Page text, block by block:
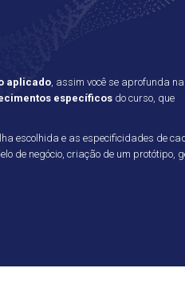
aplicado , assim você se aprofunda
específicos do curso, que
escolhida e as especificidades de
de negócio, criação de um protótipo,